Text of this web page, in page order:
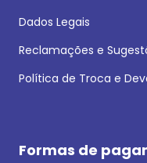
Dados Legais
Reclamações e
Política de Troca e
Formas de